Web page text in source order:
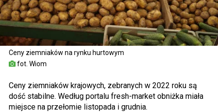
Ceny ziemniaków na rynku hurtowym
fot. Wiom
Ceny ziemniaków krajowych, zebranych w 2022 roku są
dość stabilne. Według portalu fresh-market obniżka miała
miejsce na przełomie listopada i grudnia.